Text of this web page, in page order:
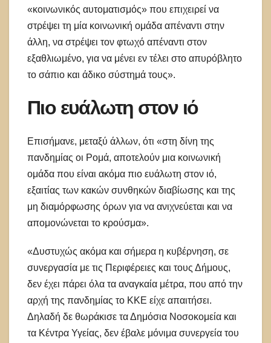
«κοινωνικός αυτοματισμός» που επιχειρεί να
στρέψει τη μία κοινωνική ομάδα απέναντι στην
άλλη, να στρέψει τον φτωχό απέναντι στον
εξαθλιωμένο, για να μένει εν τέλει στο απυρόβλητο
το σάπιο και άδικο σύστημά τους».
Πιο ευάλωτη στον ιό
Επισήμανε, μεταξύ άλλων, ότι «στη δίνη της
πανδημίας οι Ρομά, αποτελούν μια κοινωνική
ομάδα που είναι ακόμα πιο ευάλωτη στον ιό,
εξαιτίας των κακών συνθηκών διαβίωσης και της
μη διαμόρφωσης όρων για να ανιχνεύεται και να
απομονώνεται το κρούσμα».
«Δυστυχώς ακόμα και σήμερα η κυβέρνηση, σε
συνεργασία με τις Περιφέρειες και τους Δήμους,
δεν έχει πάρει όλα τα αναγκαία μέτρα, που από την
αρχή της πανδημίας το ΚΚΕ είχε απαιτήσει.
Δηλαδή δε θωράκισε τα Δημόσια Νοσοκομεία και
τα Κέντρα Υγείας, δεν έβαλε μόνιμα συνεργεία του